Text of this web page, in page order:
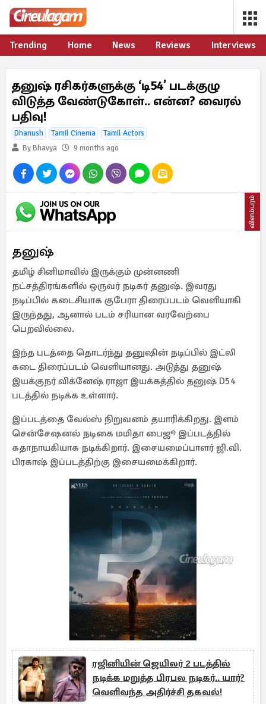
Trending Home News Reviews Interviews
தனுஷ் ரசிகர்களுக்கு ‘டி54’ படக்குழு
விடுத்த வேண்டுகோள்.. என்ன? வைரல்
பதிவு!
Dhanush Tamil Cinema
Tamil Actors
By Bhavya
9 months ago
விளம்பரம்
தனுஷ்
தமிழ் சினிமாவில் இருக்கும் முன்னணி
நட்சத்திரங்களில் ஒருவர் நடிகர் தனுஷ். இவரது
நடிப்பில் கடைசியாக குபேரா திரைப்படம் வெளியாகி
இருந்தது, ஆனால் படம் சரியான வரவேற்பை
பெறவில்லை.
இந்த படத்தை தொடர்ந்து தனுஷின் நடிப்பில் இட்லி
கடை திரைப்படம் வெளியானது. அடுத்து தனுஷ்
இயக்குநர் விக்னேஷ் ராஜா இயக்கத்தில் தனுஷ் D54
படத்தில் நடிக்க உள்ளார்.
இப்படத்தை வேல்ஸ் நிறுவனம் தயாரிக்கிறது. இளம்
சென்சேஷனல் நடிகை மமிதா பைஜூ இப்படத்தில்
கதாநாயகியாக நடிக்கிறார். இசையமைப்பாளர் ஜி.வி.
பிரகாஷ் இப்படத்திற்கு இசையமைக்கிறார்.
ரஜினியின் ஜெயிலர் 2 படத்தில்
நடிக்க மறுத்த பிரபல நடிகர்.. யார்?
வெளிவந்த அதிர்ச்சி தகவல்!